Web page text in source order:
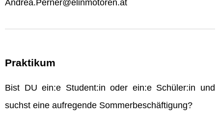
Andrea.Perner@elinmotoren.at
Praktikum
Bist DU ein:e Student:in oder ein:e Schüler:in und
suchst eine aufregende Sommerbeschäftigung?